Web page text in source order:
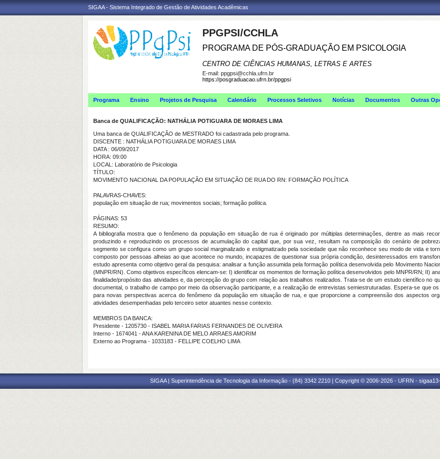
SIGAA - Sistema Integrado de Gestão de Atividades Acadêmicas
PPGPSI/CCHLA
PROGRAMA DE PÓS-GRADUAÇÃO EM PSICOLOGIA
CENTRO DE CIÊNCIAS HUMANAS, LETRAS E ARTES
E-mail: ppgpsi@cchla.ufrn.br
https://posgraduacao.ufrn.br/ppgpsi
Programa Ensino Projetos de Pesquisa Calendário Processos Seletivos Notícias Documentos Outras
Banca de QUALIFICAÇÃO: NATHÁLIA POTIGUARA DE MORAES LIMA
Uma banca de QUALIFICAÇÃO de MESTRADO foi cadastrada pelo programa.
DISCENTE : NATHÁLIA POTIGUARA DE MORAES LIMA
DATA : 06/09/2017
HORA: 09:00
LOCAL: Laboratório de Psicologia
TÍTULO:
MOVIMENTO NACIONAL DA POPULAÇÃO EM SITUAÇÃO DE RUA DO RN: FORMAÇÃO POLÍTICA
PALAVRAS-CHAVES:
população em situação de rua; movimentos sociais; formação política.
PÁGINAS: 53
RESUMO:
A bibliografia mostra que o fenômeno da população em situação de rua é originado por múltiplas determinações, dentre as mais
produzindo e reproduzindo os processos de acumulação do capital que, por sua vez, resultam na composição do cenário de
segmento se configura como um grupo social marginalizado e estigmatizado pela sociedade que não reconhece seu modo de vida e
composto por pessoas alheias ao que acontece no mundo, incapazes de questionar sua própria condição, desinteressados em
estudo apresenta como objetivo geral da pesquisa: analisar a função assumida pela formação política desenvolvida pelo Movimento
(MNPR/RN). Como objetivos específicos elencam-se: I) identificar os momentos de formação política desenvolvidos pelo MNPR/RN; II)
finalidade/propósito das atividades e, da percepção do grupo com relação aos trabalhos realizados. Trata-se de um estudo científico no
documental, o trabalho de campo por meio da observação participante, e a realização de entrevistas semiestruturadas. Espera-se que
para novas perspectivas acerca do fenômeno da população em situação de rua, e que proporcione a compreensão dos aspectos
atividades desempenhadas pelo terceiro setor atuantes nesse contexto.
MEMBROS DA BANCA:
Presidente - 1205730 - ISABEL MARIA FARIAS FERNANDES DE OLIVEIRA
Interno - 1674041 - ANA KARENINA DE MELO ARRAES AMORIM
Externo ao Programa - 1033183 - FELLIPE COELHO LIMA
SIGAA | Superintendência de Tecnologia da Informação - (84) 3342 2210 | Copyright © 2006-2026 - UFRN -